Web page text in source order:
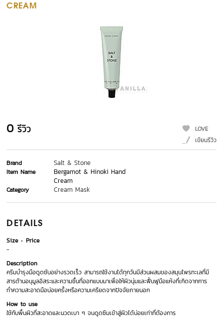
CREAM
0 รีวิว
LOVE
เขียนรีวิว
Brand Salt & Stone
Item Name
Bergamot & Hinoki Hand
Cream
Category Cream Mask
DETAILS
Size
Price
-
Description
ครีมบำรุงมือดูดซับอย่างรวดเร็ว สามารถใช้งานได้ทุกวันมีส่วนผสมของสมุนไพรทะเลที่มี
สารต้านอนุมูลอิสระและความชื้นที่ออกแบบมาเพื่อให้ผิวนุ่มและฟื้นฟูมือแห้งที่เกิดจากการ
ทำความสะอาดมือบ่อยครั้งหรือความเครียดจากปัจจัยภายนอก
How to use
ใช้กับพื้นผิวที่สะอาดและนวดเบา ๆ จนดูดซึมเข้าสู่ผิวได้บ่อยเท่าที่ต้องการ